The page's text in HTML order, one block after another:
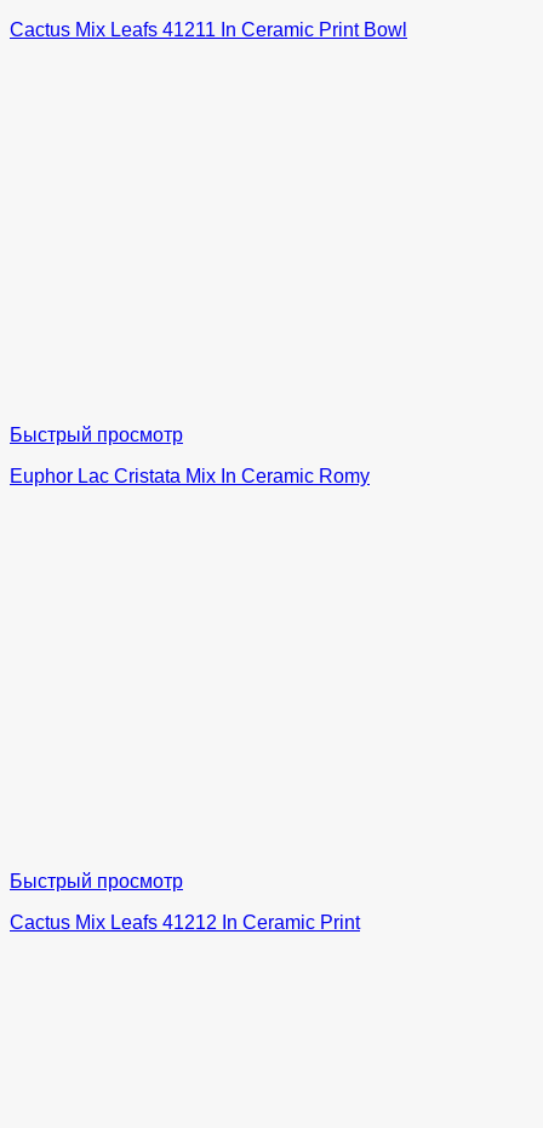
Cactus Mix Leafs 41211 In Ceramic Print Bowl
Быстрый просмотр
Euphor Lac Cristata Mix In Ceramic Romy
Быстрый просмотр
Cactus Mix Leafs 41212 In Ceramic Print